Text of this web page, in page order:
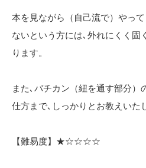
本を見ながら（自己流で）やっ
ないという方には､外れにくく固
ります。
また､バチカン（紐を通す部分）
仕方まで､しっかりとお教えいた
【難易度】★☆☆☆☆